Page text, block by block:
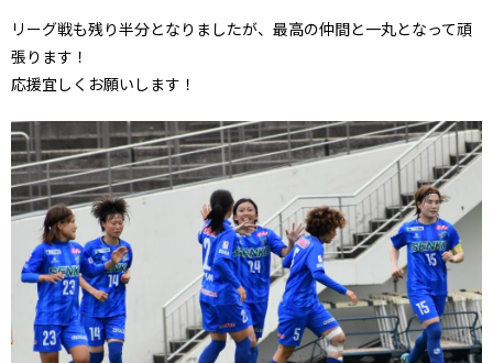
リーグ戦も残り半分となりましたが、最高の仲間と一丸となって頑
張ります！
応援宜しくお願いします！